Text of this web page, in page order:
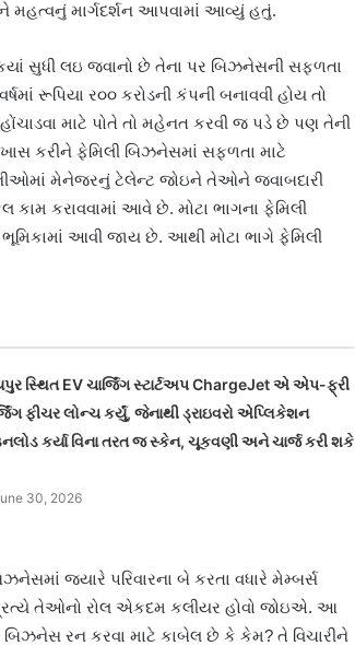
મહત્વનું માર્ગદર્શન આપવામાં આવ્યું હતું.
સુધી લઇ જવાનો છે તેના પર બિઝનેસની સફળતા
રૂપિયા ર૦૦ કરોડની કંપની બનાવવી હોય તો
માટે પોતે તો મહેનત કરવી જ પડે છે પણ તેની
કરીને ફેમિલી બિઝનેસમાં સફળતા માટે
મેનેજરનું ટેલેન્ટ જોઇને તેઓને જવાબદારી
કરાવવામાં આવે છે. મોટા ભાગના ફેમિલી
આવી જાય છે. આથી મોટા ભાગે ફેમિલી
સ્થિત EV ચાર્જિંગ સ્ટાર્ટઅપ ChargeJet એ એપ-ફ્રી
ફીચર લોન્ચ કર્યું, જેનાથી ડ્રાઇવરો એપ્લિકેશન
કર્યા વિના તરત જ સ્કેન, ચૂકવણી અને ચાર્જ કરી શકે
30, 2026
જ્યારે પરિવારના બે કરતા વધારે મેમ્બર્સ
તેઓનો રોલ એકદમ કલીયર હોવો જોઇએ. આ
રન કરવા માટે કાબેલ છે કે કેમ? તે વિચારીને